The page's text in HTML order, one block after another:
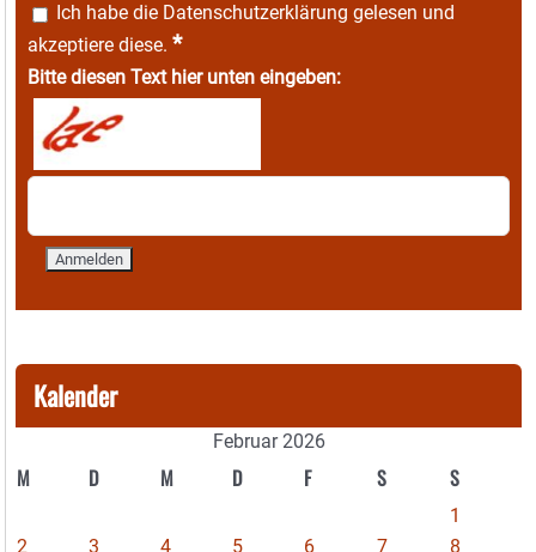
Ich habe die Datenschutzerklärung gelesen und
akzeptiere diese. *
Bitte diesen Text hier unten eingeben:
Kalender
Februar 2026
M D M D F S S
1
2
3 4 5 6 7 8